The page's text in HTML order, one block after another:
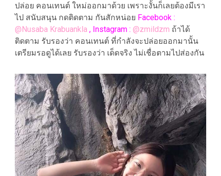
ปล่อย คอนเทนต์ ใหม่ออกมาด้วย เพราะงั้นก็เลยต้องมีเรา
ไป สนับสนุน กดติดตาม กันสักหน่อย Facebook :
@Nusaba Krabuankla , Instagram : @zmildzm ถ้าได้
ติดตาม รับรองว่า คอนเทนต์ ที่กำลังจะปล่อยออกมานั้น
เตรียมรอดูได้เลย รับรองว่า เด็ดจริง ไม่เชื่อตามไปส่องกัน